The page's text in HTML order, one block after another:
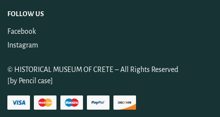
FOLLOW US
Facebook
Instagram
© HISTORICAL MUSEUM OF CRETE– All Rights Reserved
[by Pencil case]